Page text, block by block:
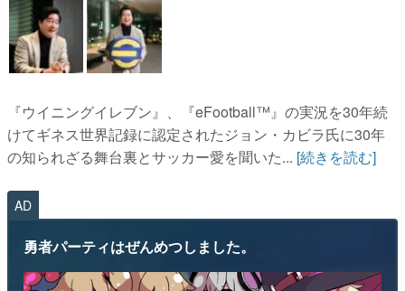
『ウイニングイレブン』、『eFootball™︎』の実況を30年続
けてギネス世界記録に認定されたジョン・カビラ氏に30年
の知られざる舞台裏とサッカー愛を聞いた... [続きを読む]
AD
勇者パーティはぜんめつしました。